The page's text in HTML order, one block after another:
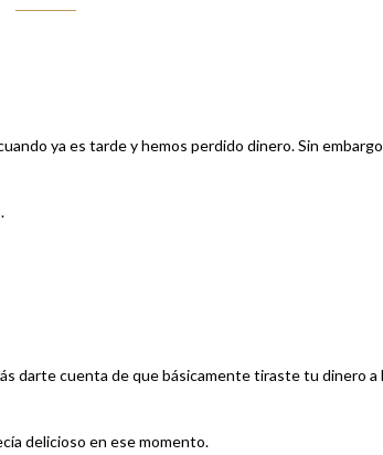
ya es tarde y hemos perdido dinero. Sin
darte cuenta de que básicamente tiraste tu dinero a
delicioso en ese momento.